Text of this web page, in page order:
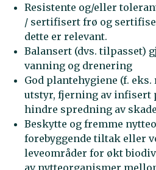
Resistente og/eller
/ sertifisert frø og
dette er relevant.
Balansert (dvs. tilpasset)
vanning og drenering
God plantehygiene (f.
utstyr, fjerning av infisert
hindre spredning av
Beskytte og fremme
forebyggende tiltak eller
leveområder for økt
av nytteorganismer